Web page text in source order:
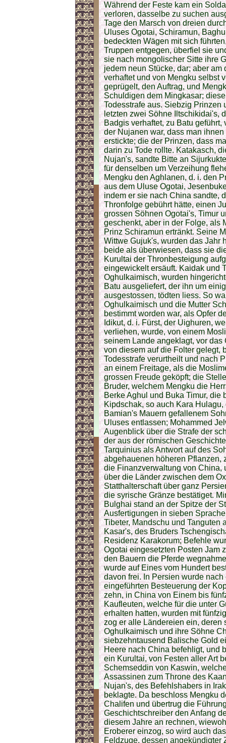
Während der Feste kam ein
verloren, dasselbe zu suchen
Tage den Marsch von dreien
Uluses Ogotai, Schiramun,
bedeckten Wägen mit sich
Truppen entgegen, überfiel sie
sie nach mongolischer Sitte ihre
jedem neun Stücke, dar; aber
verhaftet und von Mengku selbst
geprügelt, den Auftrag, und
Schuldigen dem Mingkasar;
Todesstrafe aus. Siebzig Prinzen
letzten zwei Söhne Iltschikidai's,
Badgis verhaftet, zu Batu
der Nujanen war, dass man
erstickte; die der Prinzen, dass
darin zu Tode rollte. Katakasch,
Nujan's, sandte Bitte an
für denselben um Verzeihung
Mengku den Aghlanen, d. i. den
aus dem Uluse Ogotai,
indem er sie nach China sandte,
Thronfolge gebührt hätte, einen
grossen Söhnen Ogotai's, Timur
geschenkt, aber in der Folge, als
Prinz Schiramun ertränkt. Seine
Wittwe Gujuk's, wurden das Jahr
beide als überwiesen, dass sie
Kurultai der Thronbesteigung
eingewickelt ersäuft. Kaidak und
Oghulkaimisch, wurden
Batu ausgeliefert, der ihn um
ausgestossen, tödten liess. So
Oghulkaimisch und die Mutter
bestimmt worden war, als Opfer
Idikut, d. i. Fürst, der Uighuren,
verliehen, wurde, von einem
seinem Lande angeklagt, vor
von diesem auf die Folter gelegt,
Todesstrafe verurtheilt und nach
an einem Freitage, als die
grossen Freude geköpft; die
Bruder, welchem Mengku die
Berke Aghul und Buka Timur, die
Kipdschak, so auch Kara
Bamian's Mauern gefallenem
Uluses entlassen; Mohammed
Augenblick über die Strafe der
der aus der römischen
Tarquinius als Antwort auf des
abgehauenen höheren Pflanzen,
die Finanzverwaltung von China,
über die Länder zwischen dem
Statthalterschaft über ganz
die syrische Gränze bestätiget.
Bulghai stand an der Spitze der
Ausfertigungen in sieben
Tibeter, Mandschu und Tanguten
Kasar's, des Bruders
Residenz Karakorum; Befehle
Ogotai eingesetzten Posten Jam
den Bauern die Pferde
wurde auf Eines vom Hundert
davon frei. In Persien wurde
eingeführten Besteuerung der
zehn, in China von Einem bis
Kaufleuten, welche für die unter
erhalten hatten, wurden mit
zog er alle Ländereien ein, deren
Oghulkaimisch und ihre Söhne
siebzehntausend Balische Gold
Heere nach China befehligt, und
ein Kurultai, von Festen aller Art
Schemseddin von Kaswin,
Assassinen zum Throne des
Nujan's, des Befehlshabers in
beklagte. Da beschloss Mengku
Chalifen und übertrug die
Geschichtschreiber den Anfang
diesem Jahre an rechnen,
Eroberer einzog, so wird auch
Feldzuge, dessen angekündigter